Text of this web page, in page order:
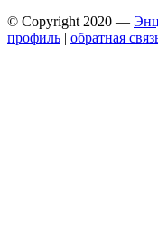
© Copyright 2020 —
профиль | обратная